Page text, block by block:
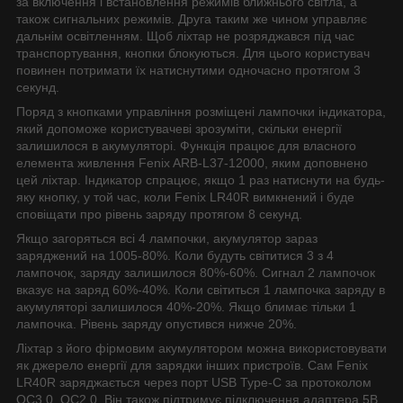
також сигнальних режимів. Друга таким же чином управляє
дальнім освітленням. Щоб ліхтар не розряджався під час
транспортування, кнопки блокуються. Для цього користувач
повинен потримати їх натиснутими одночасно протягом 3
секунд.
Поряд з кнопками управління розміщені лампочки індикатора,
який допоможе користувачеві зрозуміти, скільки енергії
залишилося в акумуляторі. Функція працює для власного
елемента живлення Fenix ARB-L37-12000, яким доповнено
цей ліхтар. Індикатор спрацює, якщо 1 раз натиснути на будь-
яку кнопку, у той час, коли Fenix LR40R вимкнений і буде
сповіщати про рівень заряду протягом 8 секунд.
Якщо загоряться всі 4 лампочки, акумулятор зараз
заряджений на 1005-80%. Коли будуть світитися 3 з 4
лампочок, заряду залишилося 80%-60%. Сигнал 2 лампочок
вказує на заряд 60%-40%. Коли світиться 1 лампочка заряду в
акумуляторі залишилося 40%-20%. Якщо блимає тільки 1
лампочка. Рівень заряду опустився нижче 20%.
Ліхтар з його фірмовим акумулятором можна використовувати
як джерело енергії для зарядки інших пристроїв. Сам Fenix
LR40R заряджається через порт USB Type-C за протоколом
QC3.0, QC2.0. Він також підтримує підключення адаптера 5В